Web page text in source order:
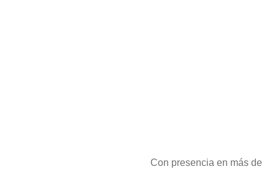
Con presencia en más de